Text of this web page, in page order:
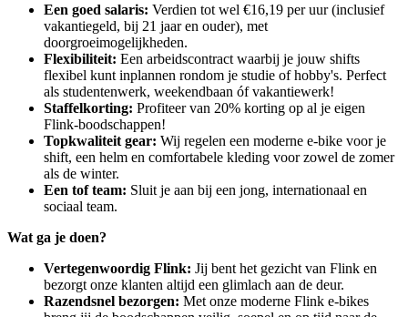
Een goed salaris: Verdien tot wel €16,19 per uur (inclusief
vakantiegeld, bij 21 jaar en ouder), met
doorgroeimogelijkheden.
Flexibiliteit: Een arbeidscontract waarbij je jouw shifts
flexibel kunt inplannen rondom je studie of hobby's. Perfect
als studentenwerk, weekendbaan óf vakantiewerk!
Staffelkorting: Profiteer van 20% korting op al je eigen
Flink-boodschappen!
Topkwaliteit gear: Wij regelen een moderne e-bike voor je
shift, een helm en comfortabele kleding voor zowel de zomer
als de winter.
Een tof team: Sluit je aan bij een jong, internationaal en
sociaal team.
Wat ga je doen?
Vertegenwoordig Flink: Jij bent het gezicht van Flink en
bezorgt onze klanten altijd een glimlach aan de deur.
Razendsnel bezorgen: Met onze moderne Flink e-bikes